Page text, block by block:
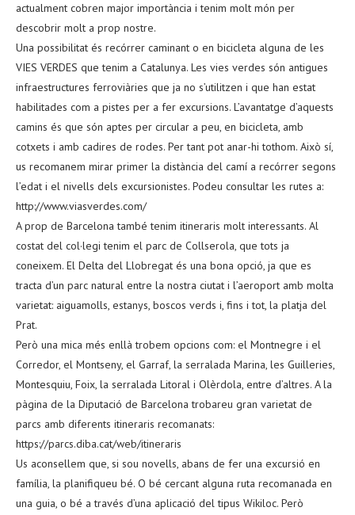
actualment cobren major importància i tenim molt món per
descobrir molt a prop nostre.
Una possibilitat és recórrer caminant o en bicicleta alguna de les
VIES VERDES que tenim a Catalunya. Les vies verdes són antigues
infraestructures ferroviàries que ja no s’utilitzen i que han estat
habilitades com a pistes per a fer excursions. L’avantatge d’aquests
camins és que són aptes per circular a peu, en bicicleta, amb
cotxets i amb cadires de rodes. Per tant pot anar-hi tothom. Això sí,
us recomanem mirar primer la distància del camí a recórrer segons
l’edat i el nivells dels excursionistes. Podeu consultar les rutes a:
http://www.viasverdes.com/
A prop de Barcelona també tenim itineraris molt interessants. Al
costat del col·legi tenim el parc de Collserola, que tots ja
coneixem. El Delta del Llobregat és una bona opció, ja que es
tracta d’un parc natural entre la nostra ciutat i l’aeroport amb molta
varietat: aiguamolls, estanys, boscos verds i, fins i tot, la platja del
Prat.
Però una mica més enllà trobem opcions com: el Montnegre i el
Corredor, el Montseny, el Garraf, la serralada Marina, les Guilleries,
Montesquiu, Foix, la serralada Litoral i Olèrdola, entre d’altres. A la
pàgina de la Diputació de Barcelona trobareu gran varietat de
parcs amb diferents itineraris recomanats:
https://parcs.diba.cat/web/itineraris
Us aconsellem que, si sou novells, abans de fer una excursió en
família, la planifiqueu bé. O bé cercant alguna ruta recomanada en
una guia, o bé a través d’una aplicació del tipus Wikiloc. Però